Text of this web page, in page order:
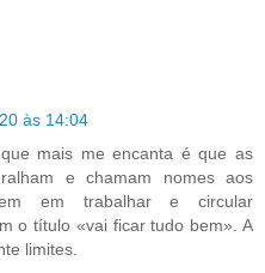
às 14:04
mais me encanta é que as
e chamam nomes aos
em trabalhar e circular
o título «vai ficar tudo bem». A
limites.